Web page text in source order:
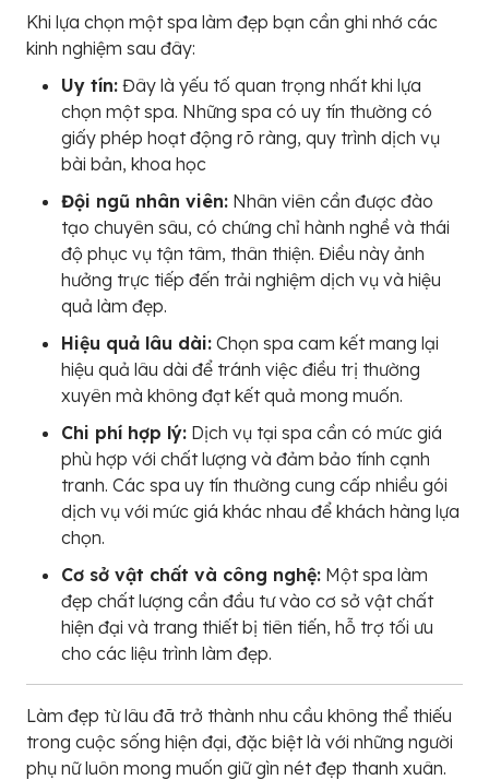
Khi lựa chọn một spa làm đẹp bạn cần ghi nhớ các
kinh nghiệm sau đây:
Uy tín: Đây là yếu tố quan trọng nhất khi lựa
chọn một spa. Những spa có uy tín thường có
giấy phép hoạt động rõ ràng, quy trình dịch vụ
bài bản, khoa học
Đội ngũ nhân viên: Nhân viên cần được đào
tạo chuyên sâu, có chứng chỉ hành nghề và thái
độ phục vụ tận tâm, thân thiện. Điều này ảnh
hưởng trực tiếp đến trải nghiệm dịch vụ và hiệu
quả làm đẹp.
Hiệu quả lâu dài: Chọn spa cam kết mang lại
hiệu quả lâu dài để tránh việc điều trị thường
xuyên mà không đạt kết quả mong muốn.
Chi phí hợp lý: Dịch vụ tại spa cần có mức giá
phù hợp với chất lượng và đảm bảo tính cạnh
tranh. Các spa uy tín thường cung cấp nhiều gói
dịch vụ với mức giá khác nhau để khách hàng lựa
chọn.
Cơ sở vật chất và công nghệ: Một spa làm
đẹp chất lượng cần đầu tư vào cơ sở vật chất
hiện đại và trang thiết bị tiên tiến, hỗ trợ tối ưu
cho các liệu trình làm đẹp.
Làm đẹp từ lâu đã trở thành nhu cầu không thể thiếu
trong cuộc sống hiện đại, đặc biệt là với những người
phụ nữ luôn mong muốn giữ gìn nét đẹp thanh xuân.